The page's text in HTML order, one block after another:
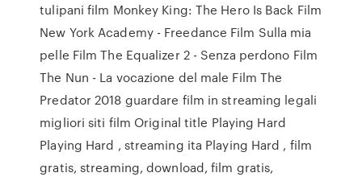
tulipani film Monkey King: The Hero Is Back Film
New York Academy - Freedance Film Sulla mia
pelle Film The Equalizer 2 - Senza perdono Film
The Nun - La vocazione del male Film The
Predator 2018 guardare film in streaming legali
migliori siti film Original title Playing Hard
Playing Hard , streaming ita Playing Hard , film
gratis, streaming, download, film gratis,